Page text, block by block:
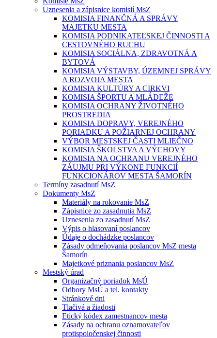
Uznesenia a zápisnice komisií MsZ
KOMISIA FINANČNÁ A SPRÁVY
MAJETKU MESTA
KOMISIA PODNIKATEĽSKEJ ČINNOSTI A
CESTOVNÉHO RUCHU
KOMISIA SOCIÁLNA, ZDRAVOTNÁ A
BYTOVÁ
KOMISIA VÝSTAVBY, ÚZEMNEJ SPRÁVY
A ROZVOJA MESTA
KOMISIA KULTÚRY A CIRKVI
KOMISIA ŠPORTU A MLÁDEŽE
KOMISIA OCHRANY ŽIVOTNÉHO
PROSTREDIA
KOMISIA DOPRAVY, VEREJNÉHO
PORIADKU A POŽIARNEJ OCHRANY
VÝBOR MESTSKEJ ČASTI MLIEČNO
KOMISIA ŠKOLSTVA A VÝCHOVY
KOMISIA NA OCHRANU VEREJNÉHO
ZÁUJMU PRI VÝKONE FUNKCIÍ
FUNKCIONÁROV MESTA ŠAMORÍN
Termíny zasadnutí MsZ
Dokumenty MsZ
Materiály na rokovanie MsZ
Zápisnice zo zasadnutia MsZ
Uznesenia zo zasadnutí MsZ
Výpis o hlasovaní poslancov
Údaje o dochádzke poslancov
Zásady odmeňovania poslancov MsZ mesta
Šamorín
Majetkové priznania poslancov MsZ
Mestský úrad
Organizačný poriadok MsÚ
Odbory MsÚ a tel. kontakty
Stránkové dni
Tlačivá a žiadosti
Etický kódex zamestnancov mesta
Zásady na ochranu oznamovateľov
protispoločenskej činnosti